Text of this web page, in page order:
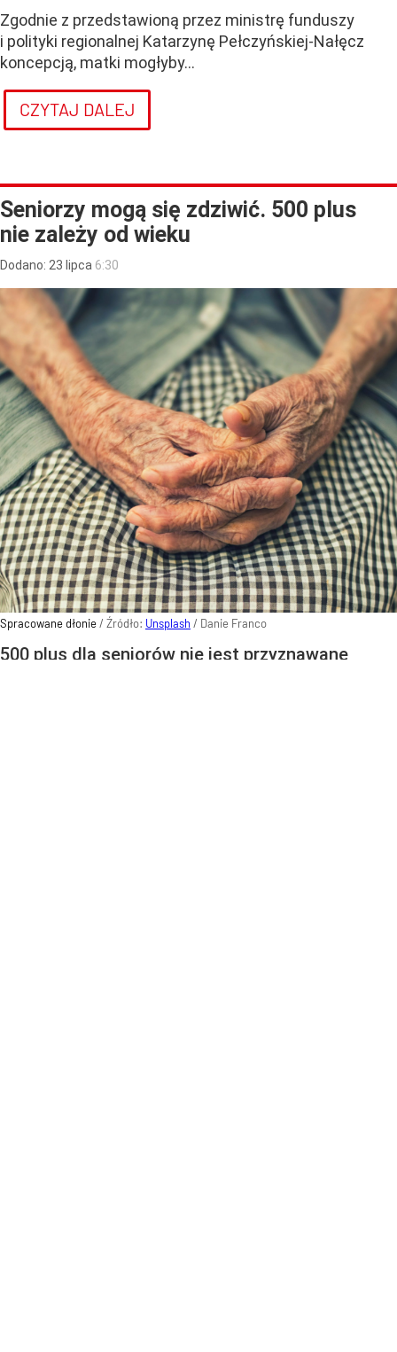
Zgodnie z przedstawioną przez ministrę funduszy
i polityki regionalnej Katarzynę Pełczyńskiej-Nałęcz
koncepcją, matki mogłyby...
CZYTAJ DALEJ
Seniorzy mogą się zdziwić. 500 plus
nie zależy od wieku
Dodano: 23 lipca 6:30
Spracowane dłonie/ Źródło: Unsplash / Danie Franco
500 plus dla seniorów nie jest przyznawane